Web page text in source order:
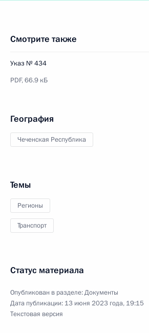
Смотрите также
Указ № 434
PDF,66.9 кБ
География
Чеченская Республика
Темы
Регионы
Транспорт
Статус материала
Опубликован в разделе:Документы
Дата публикации: 13 июня 2023 года, 19:15
Текстовая версия